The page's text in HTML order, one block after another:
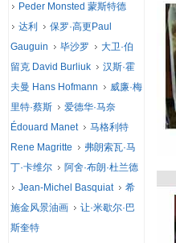
Peder Monsted 蒙斯特德
达利
保罗·高更Paul
Gauguin
毕沙罗
大卫·伯
留克 David Burliuk
汉斯·霍
夫曼 Hans Hofmann
威廉·梅
里特·蔡斯
爱德华·马奈
Édouard Manet
马格利特
Rene Magritte
弗朗索瓦·马
丁·卡维尔
阿舍·布朗·杜兰德
Jean-Michel Basquiat
希
施金风景油画
让·米歇尔·巴
斯奎特